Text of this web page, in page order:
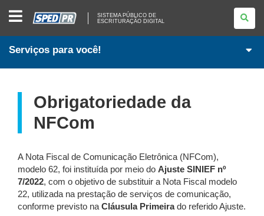
PÚBLICO
DE
ESCRITURAÇÃO
SISTEMA PÚBLICO DE
ESCRITURAÇÃO DIGITAL
Serviços para você!
Obrigatoriedade da
NFCom
A Nota Fiscal de Comunicação Eletrônica (NFCom),
modelo 62, foi instituída por meio do Ajuste SINIEF nº
7/2022, com o objetivo de substituir a Nota Fiscal modelo
22, utilizada na prestação de serviços de comunicação,
conforme previsto na Cláusula Primeirado referido Ajuste.